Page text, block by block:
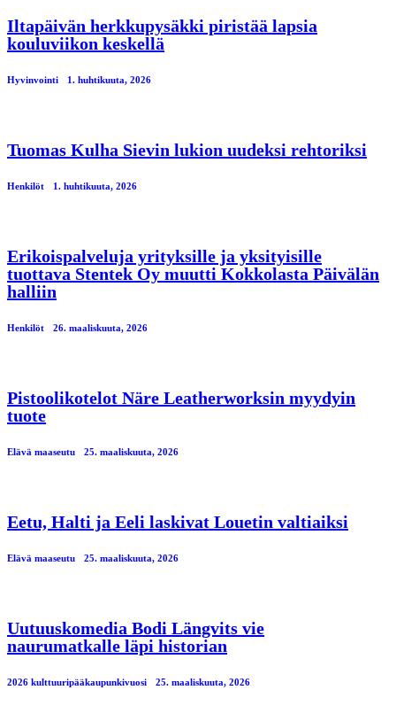
Iltapäivän herkkupysäkki piristää lapsia
kouluviikon keskellä
Hyvinvointi 1. huhtikuuta, 2026
Tuomas Kulha Sievin lukion uudeksi rehtoriksi
Henkilöt 1. huhtikuuta, 2026
Erikoispalveluja yrityksille ja yksityisille
tuottava Stentek Oy muutti Kokkolasta Päivälän
halliin
Henkilöt 26. maaliskuuta, 2026
Pistoolikotelot Näre Leatherworksin myydyin
tuote
Elävä maaseutu 25. maaliskuuta, 2026
Eetu, Halti ja Eeli laskivat Louetin valtiaiksi
Elävä maaseutu 25. maaliskuuta, 2026
Uutuuskomedia Bodi Längvits vie
naurumatkalle läpi historian
2026 kulttuuripääkaupunkivuosi 25. maaliskuuta, 2026